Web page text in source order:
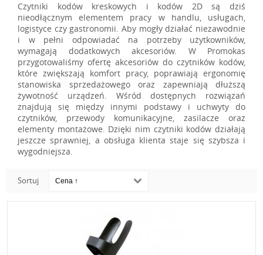
Czytniki kodów kreskowych i kodów 2D są dziś
nieodłącznym elementem pracy w handlu, usługach,
logistyce czy gastronomii. Aby mogły działać niezawodnie
i w pełni odpowiadać na potrzeby użytkowników,
wymagają dodatkowych akcesoriów. W Promokas
przygotowaliśmy ofertę akcesoriów do czytników kodów,
które zwiększają komfort pracy, poprawiają ergonomię
stanowiska sprzedażowego oraz zapewniają dłuższą
żywotność urządzeń. Wśród dostępnych rozwiązań
znajdują się między innymi podstawy i uchwyty do
czytników, przewody komunikacyjne, zasilacze oraz
elementy montażowe. Dzięki nim czytniki kodów działają
jeszcze sprawniej, a obsługa klienta staje się szybsza i
wygodniejsza.
Sortuj